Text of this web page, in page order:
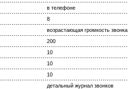
в телефоне
8
возрастающая громкость звонка
200
10
10
10
детальный журнал звонков